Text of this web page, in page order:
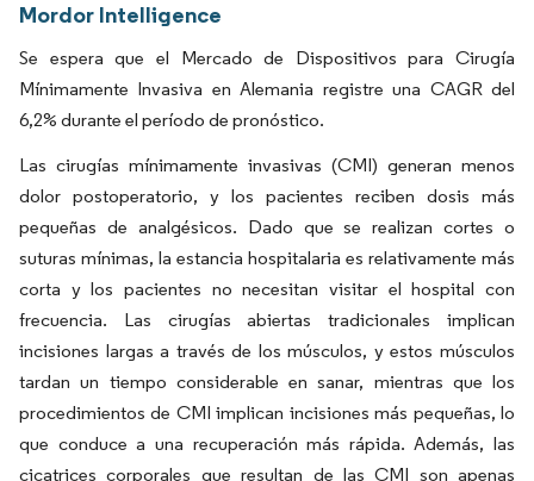
Mordor Intelligence
Se espera que el Mercado de Dispositivos para Cirugía
Mínimamente Invasiva en Alemania registre una CAGR del
6,2% durante el período de pronóstico.
Las cirugías mínimamente invasivas (CMI) generan menos
dolor postoperatorio, y los pacientes reciben dosis más
pequeñas de analgésicos. Dado que se realizan cortes o
suturas mínimas, la estancia hospitalaria es relativamente más
corta y los pacientes no necesitan visitar el hospital con
frecuencia. Las cirugías abiertas tradicionales implican
incisiones largas a través de los músculos, y estos músculos
tardan un tiempo considerable en sanar, mientras que los
procedimientos de CMI implican incisiones más pequeñas, lo
que conduce a una recuperación más rápida. Además, las
cicatrices corporales que resultan de las CMI son apenas